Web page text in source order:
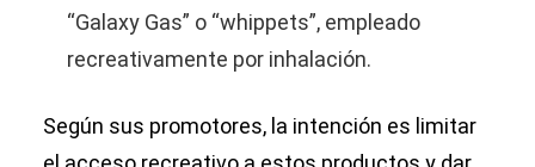
“Galaxy Gas” o “whippets”, empleado
recreativamente por inhalación.
Según sus promotores, la intención es limitar